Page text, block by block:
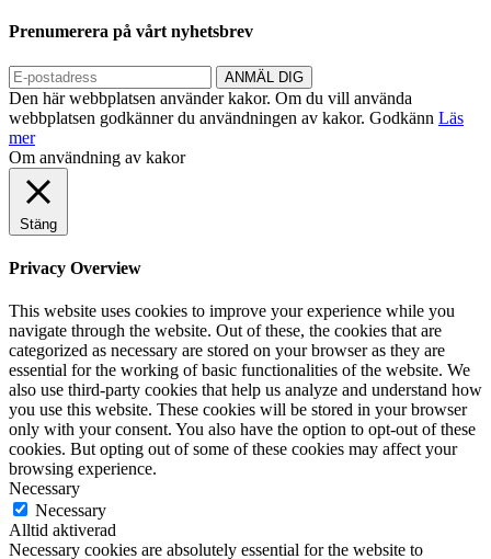
Prenumerera på vårt nyhetsbrev
Den här webbplatsen använder kakor. Om du vill använda
webbplatsen godkänner du användningen av kakor. Godkänn Läs
mer
Om användning av kakor
Stäng
Privacy Overview
This website uses cookies to improve your experience while you
navigate through the website. Out of these, the cookies that are
categorized as necessary are stored on your browser as they are
essential for the working of basic functionalities of the website. We
also use third-party cookies that help us analyze and understand how
you use this website. These cookies will be stored in your browser
only with your consent. You also have the option to opt-out of these
cookies. But opting out of some of these cookies may affect your
browsing experience.
Necessary
Necessary
Alltid aktiverad
Necessary cookies are absolutely essential for the website to